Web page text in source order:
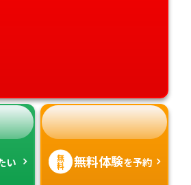
い 無
料 無料体験を予約